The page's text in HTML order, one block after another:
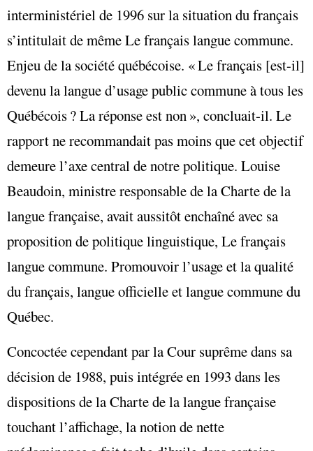
interministériel de 1996 sur la situation du français
s’intitulait de même Le français langue commune.
Enjeu de la société québécoise. « Le français [est-il]
devenu la langue d’usage public commune à tous les
Québécois ? La réponse est non », concluait-il. Le
rapport ne recommandait pas moins que cet objectif
demeure l’axe central de notre politique. Louise
Beaudoin, ministre responsable de la Charte de la
langue française, avait aussitôt enchaîné avec sa
proposition de politique linguistique, Le français
langue commune. Promouvoir l’usage et la qualité
du français, langue officielle et langue commune du
Québec.
Concoctée cependant par la Cour suprême dans sa
décision de 1988, puis intégrée en 1993 dans les
dispositions de la Charte de la langue française
touchant l’affichage, la notion de nette